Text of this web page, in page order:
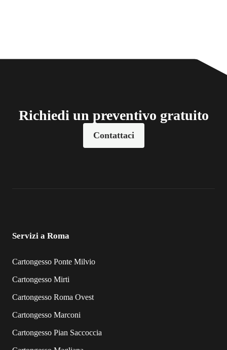
Richiedi un preventivo gratuito
Contattaci
Servizi a Roma
Cartongesso Ponte Milvio
Cartongesso Mirti
Cartongesso Roma Ovest
Cartongesso Marconi
Cartongesso Pian Saccoccia